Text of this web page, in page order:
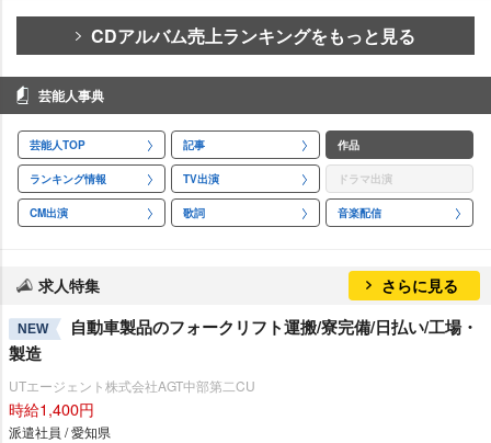
CDアルバム売上ランキングをもっと見る
芸能人事典
芸能人TOP 記事 作品
ランキング情報 TV出演 ドラマ出演
CM出演 歌詞 音楽配信
求人特集 さらに見る
NEW
自動車製品のフォークリフト運搬/寮完備/日払い/工場・
製造
UTエージェント株式会社AGT中部第二CU
時給1,400円
派遣社員 / 愛知県